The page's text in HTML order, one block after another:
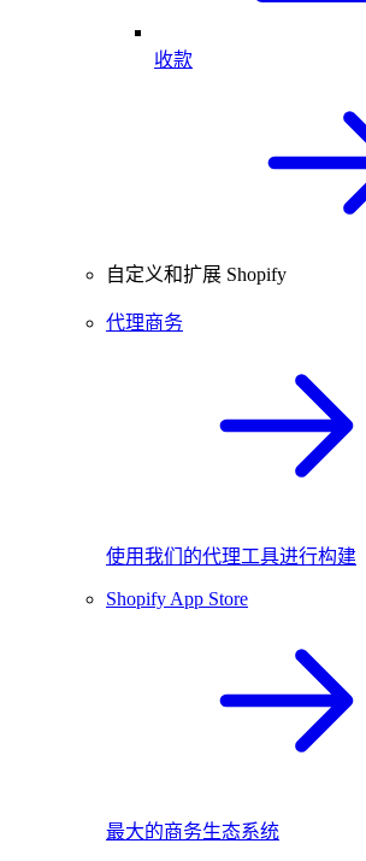
收款
自定义和扩展 Shopify
代理商务
使用我们的代理工具进行构建
Shopify App Store
最大的商务生态系统